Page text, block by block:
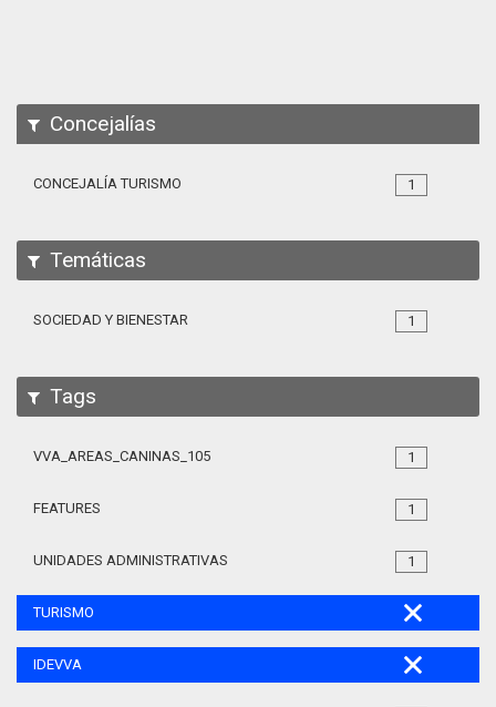
Concejalías
1
CONCEJALÍA TURISMO
Temáticas
1
SOCIEDAD Y BIENESTAR
Tags
1
VVA_AREAS_CANINAS_105
1
FEATURES
1
UNIDADES ADMINISTRATIVAS
TURISMO
IDEVVA